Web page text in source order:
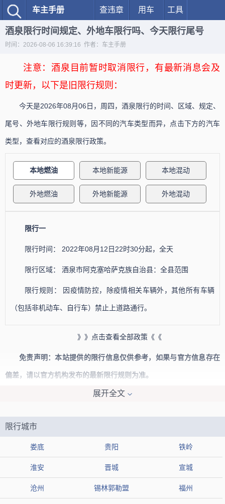
车主手册 查违章 用车 工具
酒泉限行时间规定、外地车限行吗、今天限行尾号
时间：2026-08-06 16:39:16 作者：车主手册
注意：酒泉目前暂时取消限行，有最新消息会及
时更新，以下是旧限行规则：
今天是2026年08月06日，周四，酒泉限行的时间、区域、规定、
尾号、外地车限行规则等，因不同的汽车类型而异，点击下方的汽车
类型，查看对应的酒泉限行政策。
本地燃油 本地新能源 本地混动
外地燃油 外地新能源 外地混动
限行一
限行时间： 2022年08月12日22时30分起，全天
限行区域： 酒泉市阿克塞哈萨克族自治县：全县范围
限行规则： 因疫情防控，除疫情相关车辆外，其他所有车辆
（包括非机动车、自行车）禁止上道路通行。
》》点击查看全部政策《《
免责声明：本站提供的限行信息仅供参考，如果与官方信息存在
偏差，请以官方机构发布的最新限行规则为准。
展开全文
限行城市
娄底 贵阳 铁岭
淮安 晋城 宣城
沧州 锡林郭勒盟 福州